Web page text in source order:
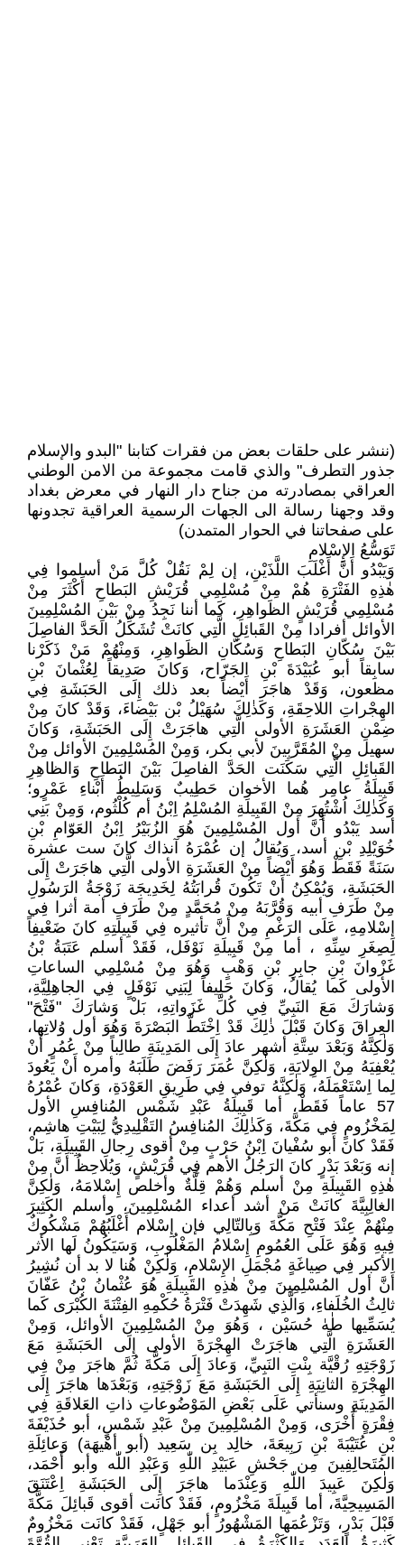
(ننشر على حلقات بعض من فقرات كتابنا "البدو والإسلام
جذور التطرف" والذي قامت مجموعة من الامن الوطني
العراقي بمصادرته من جناح دار النهار في معرض بغداد
وقد وجهنا رسالة الى الجهات الرسمية العراقية تجدونها
على صفحاتنا في الحوار المتمدن)
تَوَسُّعُ الإِسْلامِ
وَيَبْدُو أَنَّ أَغْلَبَ اللَّذَيْنِ، إن لِمْ نَقُلْ كُلَّ مَنْ أسلموا فِي
هٰذِهِ الفَتْرَةِ هُمْ مِنْ مُسْلِمِي قُرَيْشِ البَطاحِ أَكْثَرَ مِنْ
مُسْلِمِي قُرَيْشٍ الظَواهِرِ، كَما أننا نَجِدُ مِنْ بَيْنِ المُسْلِمِينَ
الأوائل أفرادا مِنْ القَبائِلِ الَّتِي كانَتْ تُشَكِّلُ الحَدَّ الفاصِلَ
بَيْنَ سُكّانِ البَطاحِ وَسُكّانِ الظَواهِرِ، وَمِنْهُمْ مَنْ ذَكَرْنا
سابِقاً أبو عُبَيْدَةَ بْنِ الجَرّاح، وَكانَ صَدِيقاً لِعُثْمانَ بْنِ
مظعون، وَقَدْ هاجَرَ أَيْضاً بعد ذلك إِلَى الحَبَشَةِ فِي
الهِجْراتِ اللاحِقَةِ، وَكَذٰلِكَ سُهَيْلُ بْن بَيْضاءَ، وَقَدْ كانَ مِنْ
ضِمْنِ العَشَرَةِ الأولى الَّتِي هاجَرَتْ إِلَى الحَبَشَةِ، وَكانَ
سهيل مِنْ المُقَرَّبِينَ لأبي بكر، وَمِنْ المُسْلِمِينَ الأوائل مِنْ
القَبائِلِ الَّتِي سَكَنَت الحَدَّ الفاصِلَ بَيْنَ البَطاحِ وَالظاهِرِ
قَبِيلَةُ عامِر هُما الأخوان حَطِيبٌ وَسَلِيطُ أَبْناءِ عَمْرٍو؛
وَكَذٰلِكَ اُشْتُهِرَ مِنْ القَبِيلَةِ المُسْلِمُ اِبْنُ أم كُلْثُوم، وَمِنْ بَنِي
أسد يَبْدُو أَنَّ أول المُسْلِمِينَ هُوَ الزُبَيْرُ اِبْنُ العَوّامِ بْنِ
خُوَيْلِدِ بْنِ أسد، وَيُقالُ إن عُمْرَهُ آنذاك كانَ ست عشرة
سَنَةً فَقَطْ وَهُوَ أَيْضاً مِنْ العَشَرَةِ الأولى الَّتِي هاجَرَتْ إِلَى
الحَبَشَةِ، وَيُمْكِنُ أَنْ تَكُونَ قُرابَتُهُ لِخَدِيجَة زَوْجَةُ الرَسُولِ
مِنْ طَرَفِ أبيه وَقُرَّبَهُ مِنْ مُحَمَّدٍ مِنْ طَرَفِ أمة أثرا فِي
إِسْلامِهِ، عَلَى الرَغْمِ مِنْ أَنَّ تأثيره فِي قَبِيلَتِهِ كانَ ضَعْيفِاً
لِصِغَرِ سِنِّهِ ، أما مِنْ قَبِيلَةِ نَوْفَل، فَقَدْ أسلم عَتَبَةُ بْنُ
غَزْوانَ بْنِ جابِرِ بْنِ وَهْبٍ وَهُوَ مِنْ مُسْلِمِي الساعاتِ
الأولى كَما يُقالُ، وَكانَ حَلِيفاً لِبَنِي نَوْفَلٍ فِي الجاهِلِيَّةِ،
وَشارَكَ مَعَ النَبِيِّ فِي كُلِّ غَزَواتِهِ، بَلْ وَشارَكَ "فَتْحَ"
العِراقَ وَكانَ قَبْلَ ذٰلِكَ قَدْ اِخْتَطَّ البَصْرَةَ وَهُوَ أول وُلاتِها،
وَلٰكِنَّهُ وَبَعْدَ سِتَّةِ أشهر عادَ إِلَى المَدِينَةِ طالِباً مِنْ عُمُرٍ أَنْ
يُعْفِيَهُ مِنْ الوِلايَةِ، وَلٰكِنَّ عُمَرَ رَفَضَ طَلَبَهُ وأمره أَنْ يَعُودَ
لِما اِسْتَعْمَلَهُ، وَلٰكِنَّهُ توفي فِي طَرِيقِ العَوْدَةِ، وَكانَ عُمْرُهُ
57 عاماً فَقَطْ، أما قَبِيلَةُ عَبْدِ شَمْس المُنافِسِ الأول
لِمَخْزُومٍ فِي مَكَّةَ، وَكَذٰلِكَ المُنافِسُ التَقْلِيدِيُّ لِبَيْتِ هاشِم،
فَقَدْ كانَ أبو سُفْيانَ اِبْنُ حَرْبٍ مِنْ أقوى رِجالِ القَبِيلَةِ، بَلْ
إنه وَبَعْدَ بَدْرٍ كانَ الرَجُلُ الأهم فِي قُرَيْشٍ، وَيُلاحِظُ أَنَّ مِنْ
هٰذِهِ القَبِيلَةِ مِنْ أسلم وَهُمْ قِلَّةٌ وأخلص إِسْلامَهُ، وَلٰكِنَّ
الغالِبِيَّةَ كانَتْ مَنْ أشد أعداء المُسْلِمِينَ، وأسلم الكَثِيرَ
مِنْهُمْ عِنْدَ فَتْحِ مَكَّةَ وَبِالتّالِي فإن إِسْلام أَغْلَبُهُمْ مَشْكُوكٌ
فِيهِ وَهُوَ عَلَى العُمُومِ إِسْلامُ المَغْلُوبِ، وَسَيَكُونُ لَها الأثر
الأكبر فِي صِياغَةٍ مُجْمَلِ الإِسْلامِ، وَلٰكِنْ هُنا لا بد أن نُشِيرُ
أَنَّ أول المُسْلِمِينَ مِنْ هٰذِهِ القَبِيلَةِ هُوَ عُثْمانُ بْنُ عَفّانَ
ثالِثُ الخُلَفاءِ، وَالَّذِي شَهِدَتْ فَتْرَةُ حُكْمِهِ الفِتْنَةَ الكُبْرَى كَما
يُسَمِّيها طٰهٰ حُسَيْن ، وَهُوَ مِنْ المُسْلِمِينَ الأوائل، وَمِنْ
العَشَرَةِ الَّتِي هاجَرَتْ الهِجْرَةَ الأولى إِلَى الحَبَشَةِ مَعَ
زَوْجَتِهِ رُقْيَّة بِنْتِ النَبِيِّ، وَعادَ إِلَى مَكَّةَ ثُمَّ هاجَرَ مِنْ فِي
الهِجْرَةِ الثانِيَةِ إِلَى الحَبَشَةِ مَعَ زَوْجَتِهِ، وَبَعْدَها هاجَرَ إِلَى
المَدِينَةِ وسنأتي عَلَى بَعْضِ المَوْضُوعاتِ ذاتِ العَلاقَةِ فِي
فِقْرَةٍ أُخْرَى، وَمِنْ المُسْلِمِينَ مِنْ عَبْدِ شَمْسٍ، أبو حُذَيْفَةَ
بْنِ عُتَيْبَةَ بْنِ رَبِيعَةَ، خالِد بِن سَعِيد (أبو أهْيهَة) وَعائِلَةِ
المُتَحالِفِينَ مِن جَحْشِ عَبَيْدِ اللّٰهِ وَعَبْدِ اللّٰه وأبو أَحْمَد،
وَلٰكِنَ عَبِيدَ اللّٰهِ وَعِنْدَما هاجَرَ إِلَى الحَبَشَةِ اِعْتَنَقَ
المَسِيحِيَّةَ، أما قَبِيلَةَ مَخْزُومٍ، فَقَدْ كانَت أقوى قَبائِلَ مَكَّةَ
قَبْلَ بَدْرٍ، وَتَزْعُمَها المَشْهُورُ أبو جَهْلٍ، فَقَدْ كانَت مَخْزُومٌ